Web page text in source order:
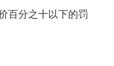
百分之十以下的罚